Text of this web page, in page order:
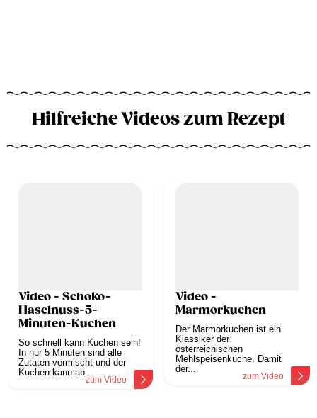
Hilfreiche Videos zum Rezept
Video - Schoko-
Haselnuss-5-
Minuten-Kuchen
So schnell kann Kuchen sein!
In nur 5 Minuten sind alle
Zutaten vermischt und der
Kuchen kann ab...
zum Video
Video -
Marmorkuchen
Der Marmorkuchen ist ein
Klassiker der
österreichischen
Mehlspeisenküche. Damit
der...
zum Video